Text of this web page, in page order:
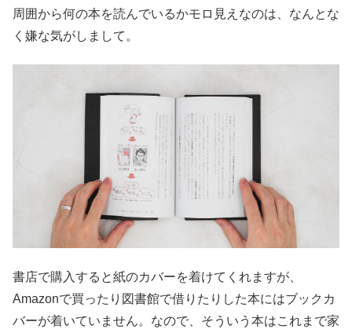
周囲から何の本を読んでいるかモロ見えなのは、なんとな
く嫌な気がしまして。
書店で購入すると紙のカバーを着けてくれますが、
Amazonで買ったり図書館で借りたりした本にはブックカ
バーが着いていません。なので、そういう本はこれまで家